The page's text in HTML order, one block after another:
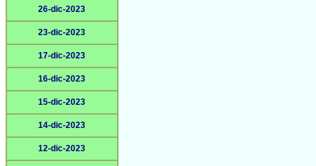
26-dic-2023
23-dic-2023
17-dic-2023
16-dic-2023
15-dic-2023
14-dic-2023
12-dic-2023